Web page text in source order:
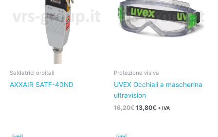
Saldatrici orbitali
AXXAIR SATF-40ND
Protezione visiva
UVEX Occhiali a mascherina
ultravision
16,20€
16,20€.
13,80€
13,80€.
+ IVA